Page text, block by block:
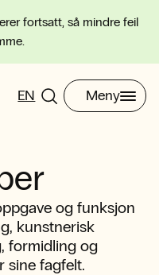
fortsatt, så mindre feil
EN Meny
og funksjon
kunstnerisk
formidling og
sine fagfelt.